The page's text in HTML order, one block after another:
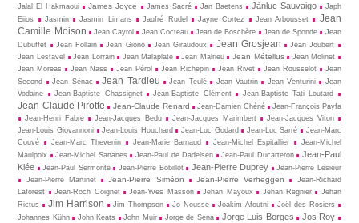
Jalal El Hakmaoui
James Joyce James Sacré Jan Baetens Jànluc Sauvaigo
Japh
Eiios
Jasmin Jasmin Limans Jaufré Rudel Jayne Cortez Jean Arbousset
Jean
Camille Moison
Jean Cayrol Jean Cocteau Jean de Boschère Jean de Sponde
Jean
Dubuffet
Jean Follain Jean Giono Jean Giraudoux Jean Grosjean
Jean Joubert
Jean Lestavel
Jean Lorrain Jean Malaplate Jean Malrieu Jean Métellus
Jean Molinet
Jean Moreas
Jean Nass Jean Pérol Jean Richepin Jean Rivet Jean Rousselot
Jean
Second
Jean Sénac Jean Tardieu Jean Teulé Jean Vautrin Jean Venturini
Jean
Vodaine
Jean-Baptiste Chassignet Jean-Baptiste Clément Jean-Baptiste Tati Loutard
Jean-Claude Pirotte Jean-Claude Renard Jean-Damien Chéné
Jean-François Payfa
Jean-Henri Fabre
Jean-Jacques Bedu Jean-Jacques Marimbert
Jean-Jacques Viton
Jean-Louis Giovannoni
Jean-Louis Houchard Jean-Luc Godard Jean-Luc Sarré
Jean-Marc
Couvé
Jean-Marc Thevenin Jean-Marie Barnaud Jean-Michel Espitallier
Jean-Michel
Maulpoix
Jean-Michel Sananes Jean-Paul de Dadelsen Jean-Paul Ducarteron
Jean-Paul
Klée
Jean-Paul Sermonte Jean-Pierre Bobillot Jean-Pierre Duprey
Jean-Pierre Lesieur
Jean-Pierre Martinet
Jean-Pierre Siméon Jean-Pierre Verheggen
Jean-Richard
Laforest
Jean-Roch Coignet Jean-Yves Masson Jehan Mayoux Jehan Regnier
Jehan
Rictus
Jim Harrison Jim Thompson Jo Nousse Joakim Afoutni
Joël des Rosiers
Johannes Kühn
John Keats John Muir Jorge de Sena Jorge Luis Borges Jos Roy